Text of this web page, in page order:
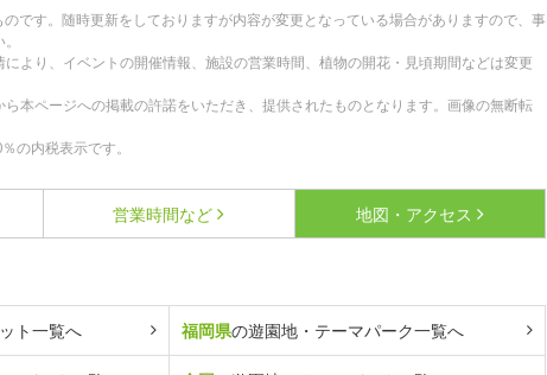
です。随時更新をしておりますが内容が変更となっている場合がありますので、事
より、イベントの開催情報、施設の営業時間、植物の開花・見頃期間などは変更
本ページへの掲載の許諾をいただき、提供されたものとなります。画像の無断転
の内税表示です。
営業時間など 地図・アクセス
ト一覧へ 福岡県の遊園地・テーマパーク一覧へ